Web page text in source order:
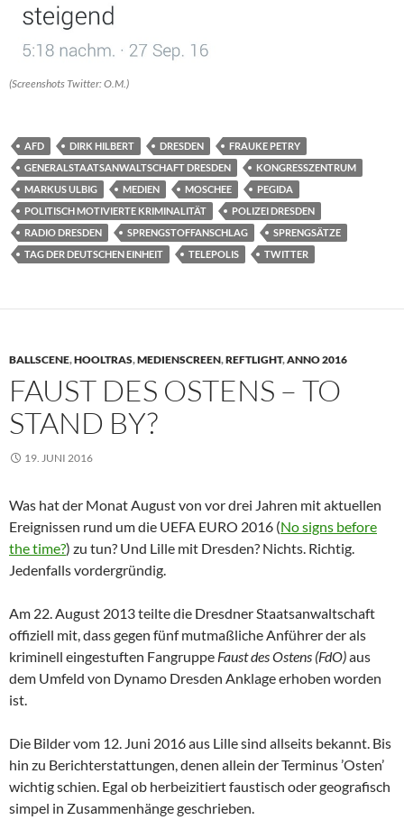
(Screenshots Twitter: O.M.)
AFD DIRK HILBERT DRESDEN
FRAUKE PETRY
GENERALSTAATSANWALTSCHAFT DRESDEN
KONGRESSZENTRUM
MARKUS ULBIG
MEDIEN MOSCHEE
PEGIDA
POLITISCH MOTIVIERTE KRIMINALITÄT
POLIZEI DRESDEN
RADIO DRESDEN
SPRENGSTOFFANSCHLAG
SPRENGSÄTZE
TAG DER DEUTSCHEN EINHEIT
TELEPOLIS TWITTER
BALLSCENE,HOOLTRAS,MEDIENSCREEN,REFTLIGHT,ANNO 2016
FAUST DES OSTENS – TO
STAND BY?
19. JUNI 2016
Was hat der Monat August von vor drei Jahren mit aktuellen
Ereignissen rund um die UEFA EURO 2016 (No signs before
the time?) zu tun? Und Lille mit Dresden? Nichts. Richtig.
Jedenfalls vordergründig.
Am 22. August 2013 teilte die Dresdner Staatsanwaltschaft
offiziell mit, dass gegen fünf mutmaßliche Anführer der als
kriminell eingestuften Fangruppe Faust des Ostens (FdO)aus
dem Umfeld von Dynamo Dresden Anklage erhoben worden
ist.
Die Bilder vom 12. Juni 2016 aus Lille sind allseits bekannt. Bis
hin zu Berichterstattungen, denen allein der Terminus ’Osten’
wichtig schien. Egal ob herbeizitiert faustisch oder geografisch
simpel in Zusammenhänge geschrieben.